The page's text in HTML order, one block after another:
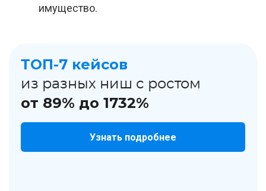
имущество.
ТОП-7 кейсов
из разных ниш с ростом
от 89% до 1732%
Узнать подробнее